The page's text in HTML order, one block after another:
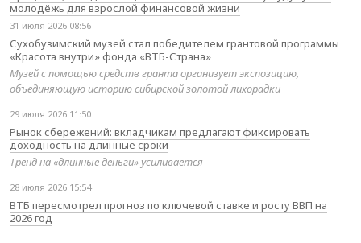
молодёжь для взрослой финансовой жизни
31 июля 2026 08:56
Сухобузимский музей стал победителем грантовой программы
«Красота внутри» фонда «ВТБ-Страна»
Музей с помощью средств гранта организует экспозицию,
объединяющую историю сибирской золотой лихорадки
29 июля 2026 11:50
Рынок сбережений: вкладчикам предлагают фиксировать
доходность на длинные сроки
Тренд на «длинные деньги» усиливается
28 июля 2026 15:54
ВТБ пересмотрел прогноз по ключевой ставке и росту ВВП на
2026 год